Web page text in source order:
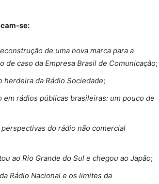
se:
de uma nova marca para a
caso da Empresa Brasil de Comunicação;
herdeira da Rádio Sociedade;
rádios públicas brasileiras: um pouco de
do rádio não comercial
ao Rio Grande do Sul e chegou ao Japão;
Rádio Nacional e os limites da